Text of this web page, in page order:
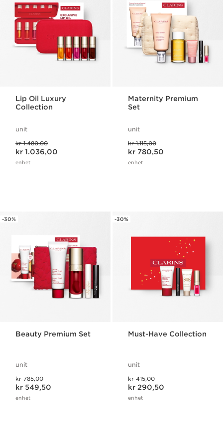
Lip Oil Luxury
Collection
unit
Tidligere pris kr 1.480,00
kr 1.480,00
Nåværende pris kr 1.036,00
kr 1.036,00
enhet
Maternity Premium
Set
unit
Tidligere pris kr 1.115,00
kr 1.115,00
Nåværende pris kr 780,50
kr 780,50
enhet
-30%
Beauty Premium Set
unit
Tidligere pris kr 785,00
kr 785,00
Nåværende pris kr 549,50
kr 549,50
enhet
-30%
Must-Have Collection
unit
Tidligere pris kr 415,00
kr 415,00
Nåværende pris kr 290,50
kr 290,50
enhet